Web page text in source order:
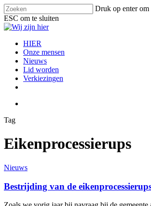
Skip
to
main
content
Druk op enter om
ESC om te sluiten
Close
search
Menu
HIER
Onze mensen
Nieuws
Lid worden
Verkiezingen
Tag
Eikenprocessierups
Bestrijding
de
eikenprocessierups
gestart
Nieuws
Bestrijding van de